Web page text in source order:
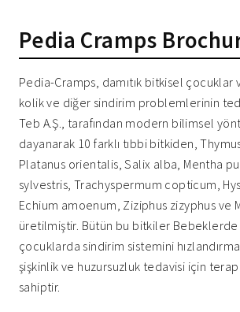
Pedia Cramps
Pedia-Cramps, damıtık bitkisel
kolik ve diğer sindirim problemlerinin
Teb A.Ş., tarafından modern bilimsel
dayanarak 10 farklı tıbbi bitkiden,
Platanus orientalis, Salix alba, Mentha
sylvestris, Trachyspermum copticum,
Echium amoenum, Ziziphus zizyphus ve
üretilmiştir. Bütün bu bitkiler
çocuklarda sindirim sistemini
şişkinlik ve huzursuzluk tedavisi için
sahiptir.